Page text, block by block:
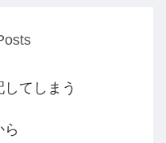
てしまう
ら